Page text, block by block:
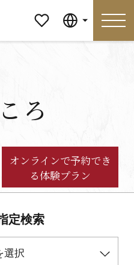
ージ
食べる
イベント
アクセス
ージ
ろ
オンラインで予約でき
る体験プラン
定検索
選択